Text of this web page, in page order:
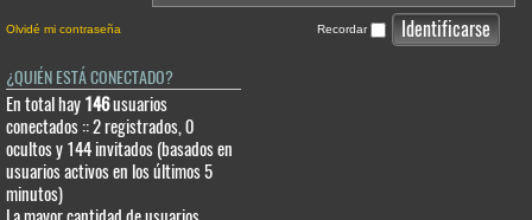
Olvidé mi contraseña Recordar
¿QUIÉN ESTÁ CONECTADO?
En total hay 146usuarios
conectados :: 2 registrados, 0
ocultos y 144 invitados (basados en
usuarios activos en los últimos 5
minutos)